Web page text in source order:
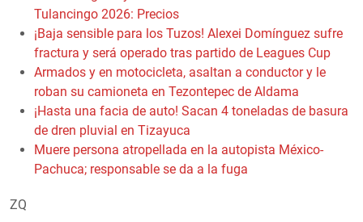
Tulancingo 2026: Precios
¡Baja sensible para los Tuzos! Alexei Domínguez sufre
fractura y será operado tras partido de Leagues Cup
Armados y en motocicleta, asaltan a conductor y le
roban su camioneta en Tezontepec de Aldama
¡Hasta una facia de auto! Sacan 4 toneladas de basura
de dren pluvial en Tizayuca
Muere persona atropellada en la autopista México-
Pachuca; responsable se da a la fuga
ZQ